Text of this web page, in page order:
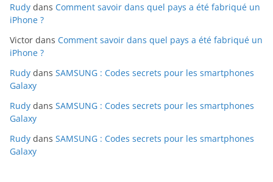
Rudy dans Comment savoir dans quel pays a été fabriqué un
iPhone ?
Victor dans Comment savoir dans quel pays a été fabriqué un
iPhone ?
Rudy dans SAMSUNG : Codes secrets pour les smartphones
Galaxy
Rudy dans SAMSUNG : Codes secrets pour les smartphones
Galaxy
Rudy dans SAMSUNG : Codes secrets pour les smartphones
Galaxy